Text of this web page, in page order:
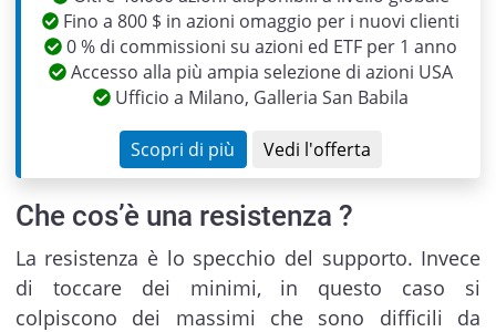
Fino a 800 $ in azioni omaggio per i nuovi clienti
0 % di commissioni su azioni ed ETF per 1 anno
Accesso alla più ampia selezione di azioni USA
Ufficio a Milano, Galleria San Babila
Scopri di più Vedi l'offerta
Che cos’è una resistenza ?
La resistenza è lo specchio del supporto. Invece
di toccare dei minimi, in questo caso si
colpiscono dei massimi che sono difficili da